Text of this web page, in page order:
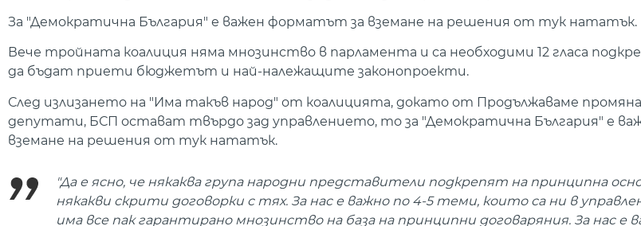
За "Демократична България" е важен форматът за вземане на решения от тук нататък.
Вече тройната коалиция няма мнозинство в парламента и са необходими 12 гласа
да бъдат приети бюджетът и най-належащите законопроекти.
След излизането на "Има такъв народ" от коалицията, докато от Продължаваме
депутати, БСП остават твърдо зад управлението, то за "Демократична България" е
вземане на решения от тук нататък.
"Да е ясно, че някаква група народни представители подкрепят на принципна
някакви скрити договорки с тях. За нас е важно по 4-5 теми, които са ни в
има все пак гарантирано мнозинство на база на принципни договаряния. За нас е